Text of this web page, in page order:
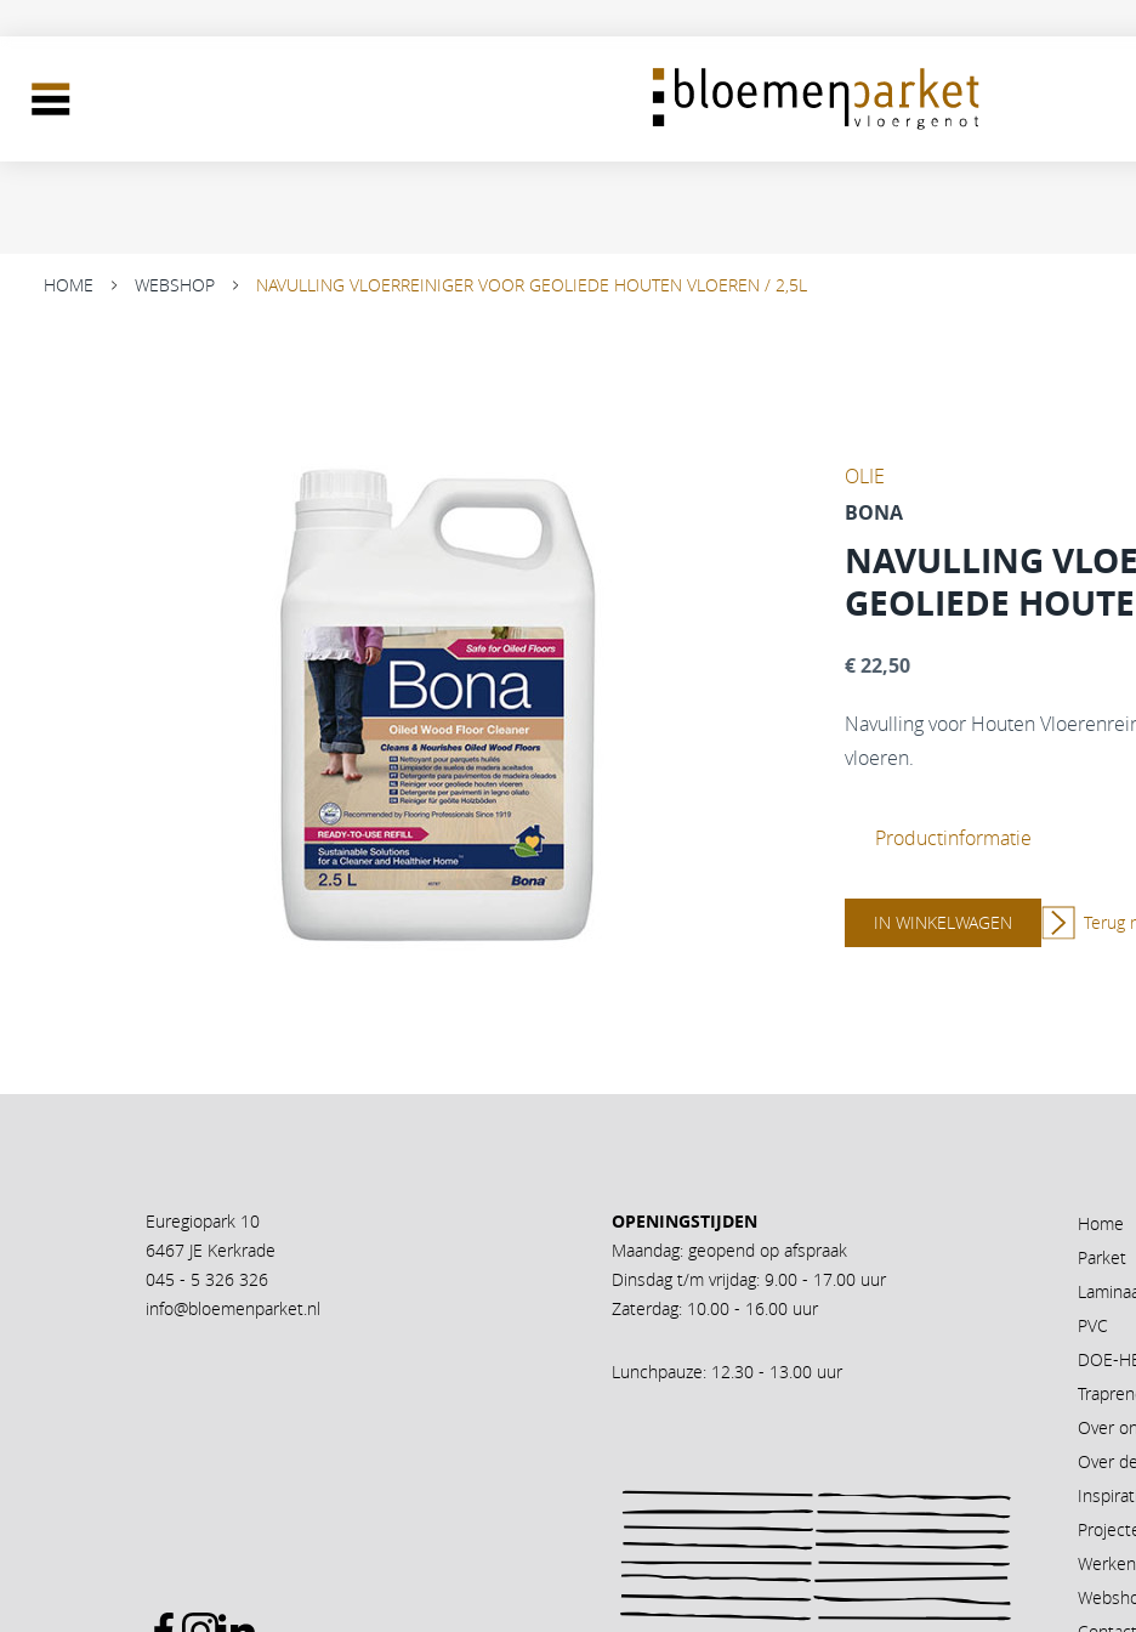
HOME WEBSHOP NAVULLING VLOERREINIGER VOOR GEOLIEDE HOUTEN VLOEREN / 2,5L
OLIE
BONA
NAVULLING
GEOLIEDE
€ 22,50
Navulling voor Houten
vloeren.
Productinformatie
IN WINKELWAGEN Terug
Euregiopark 10
6467 JE Kerkrade
045 - 5 326 326
info@bloemenparket.nl
OPENINGSTIJDEN
Maandag: geopend op afspraak
Dinsdag t/m vrijdag: 9.00 - 17.00 uur
Zaterdag: 10.00 - 16.00 uur
Lunchpauze: 12.30 - 13.00 uur
Home
Parket
PVC
DOE-
Over
Over